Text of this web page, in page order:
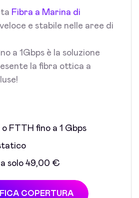
Fibra a Marina di
e stabile nelle aree di
a 1Gbps è la soluzione
la fibra ottica a
FTTH fino a 1 Gbps
solo 49,00 €
COPERTURA